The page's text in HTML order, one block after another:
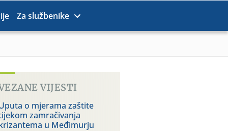
Za službenike
VIJESTI
o mjerama zaštite
zamračivanja
u Međimurju